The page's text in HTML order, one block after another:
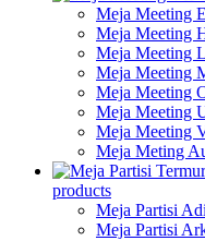
Meja Meeting
Meja Meeting
Meja Meeting
Meja Meeting
Meja Meeting
Meja Meeting
Meja Meeting
Meja Meting
products
Meja Partisi
Meja Partisi